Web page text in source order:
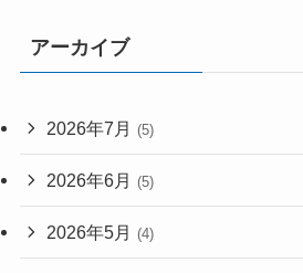
アーカイブ
2026年7月 (5)
2026年6月 (5)
2026年5月 (4)